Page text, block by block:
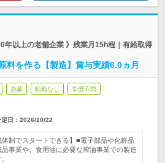
年以上の老舗企業 》残業月15h程｜有給取得
料を作る【製造】賞与実績6.0ヵ月
急募 転勤なし 学歴不問
日： 2026/10/22
体制でスタートできる】■電子部品や化粧品
事業や、食用油に必要な搾油事業での製造